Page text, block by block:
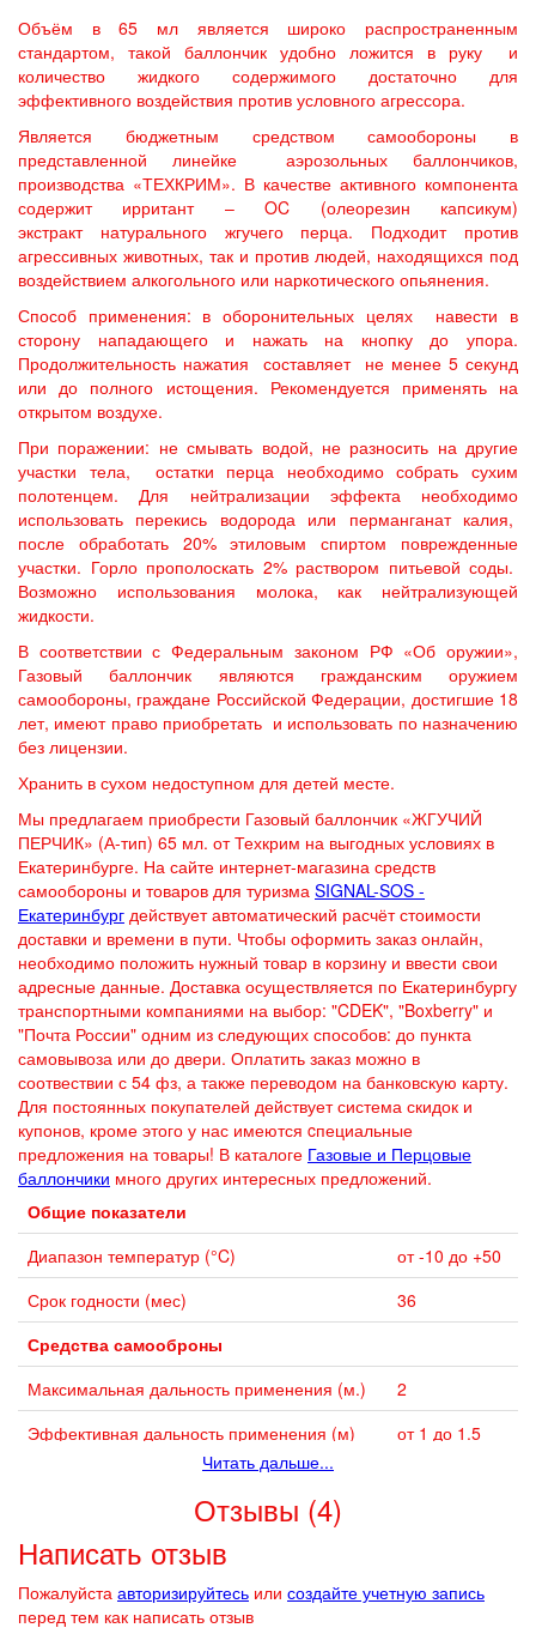
Объём в 65 мл является широко распространенным
стандартом, такой баллончик удобно ложится в руку и
количество жидкого содержимого достаточно для
эффективного воздействия против условного агрессора.
Является бюджетным средством самообороны в
представленной линейке аэрозольных баллончиков,
производства «ТЕХКРИМ». В качестве активного компонента
содержит ирритант – OC (олеорезин капсикум)
экстракт натурального жгучего перца. Подходит против
агрессивных животных, так и против людей, находящихся под
воздействием алкогольного или наркотического опьянения.
Способ применения: в оборонительных целях навести в
сторону нападающего и нажать на кнопку до упора.
Продолжительность нажатия составляет не менее 5 секунд
или до полного истощения. Рекомендуется применять на
открытом воздухе.
При поражении: не смывать водой, не разносить на другие
участки тела, остатки перца необходимо собрать сухим
полотенцем. Для нейтрализации эффекта необходимо
использовать перекись водорода или перманганат калия,
после обработать 20% этиловым спиртом поврежденные
участки. Горло прополоскать 2% раствором питьевой соды.
Возможно использования молока, как нейтрализующей
жидкости.
В соответствии с Федеральным законом РФ «Об оружии»,
Газовый баллончик являются гражданским оружием
самообороны, граждане Российской Федерации, достигшие 18
лет, имеют право приобретать и использовать по назначению
без лицензии.
Хранить в сухом недоступном для детей месте.
Мы предлагаем приобрести Газовый баллончик «ЖГУЧИЙ
ПЕРЧИК» (А-тип) 65 мл. от Техкрим на выгодных условиях в
Екатеринбурге. На сайте интернет-магазина средств
самообороны и товаров для туризма SIGNAL-SOS -
Екатеринбург действует автоматический расчёт стоимости
доставки и времени в пути. Чтобы оформить заказ онлайн,
необходимо положить нужный товар в корзину и ввести свои
адресные данные. Доставка осуществляется по Екатеринбургу
транспортными компаниями на выбор: "CDEK", "Boxberry" и
"Почта России" одним из следующих способов: до пункта
самовывоза или до двери. Оплатить заказ можно в
соотвествии с 54 фз, а также переводом на банковскую карту.
Для постоянных покупателей действует система скидок и
купонов, кроме этого у нас имеются cпециальные
предложения на товары! В каталоге Газовые и Перцовые
баллончики много других интересных предложений.
Общие показатели
Диапазон температур (°C)
от -10 до +50
Срок годности (мес)
36
Средства самооброны
Максимальная дальность применения (м.)
2
Эффективная дальность применения (м)
от 1 до 1.5
Пятно контакта (Ø диаметр, при
распылении на 2 метра в см)
Тип распыления
аэрозольный
Ресурс (сек)
Читать дальше...
Отзывы (4)
Написать отзыв
Пожалуйста авторизируйтесь или создайте учетную запись
перед тем как написать отзыв